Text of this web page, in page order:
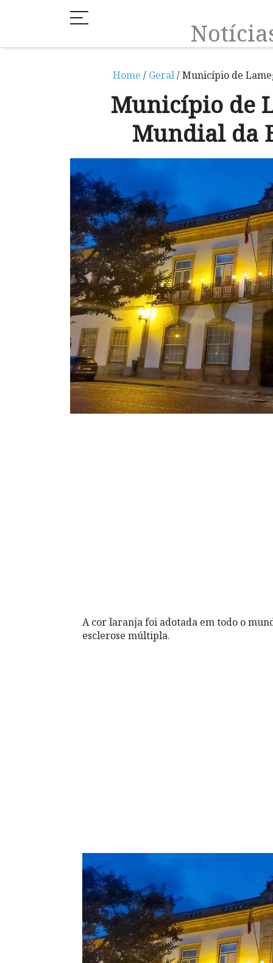
Home / Geral/ Município de
Município de
Mundial da
A cor laranja foi adotada em todo o
esclerose múltipla.